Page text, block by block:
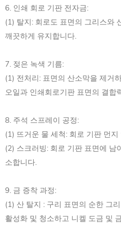
6. 인쇄 회로 기판 전자금:
(1) 탈지: 회로도 표면의 그리스와
깨끗하게 유지합니다.
7. 젖은 녹색 기름:
(1) 전처리: 표면의 산소막을 제거
오일과 인쇄회로기판 표면의 결합
8. 주석 스프레이 공정:
(1) 뜨거운 물 세척: 회로 기판 먼
(2) 스크러빙: 회로 기판 표면에 남
소합니다.
9. 금 증착 과정:
(1) 산 탈지 : 구리 표면의 순한 그
활성화 및 청소하고 니켈 도금 및